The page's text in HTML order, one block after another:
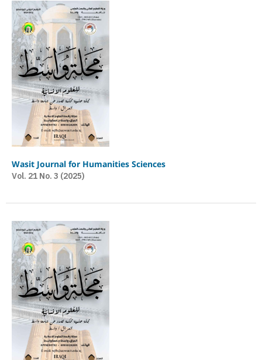
Wasit Journal for Humanities Sciences
Vol. 21 No. 3 (2025)